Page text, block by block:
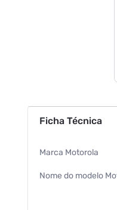
Ficha Técnica
Marca Motorola
Nome do modelo